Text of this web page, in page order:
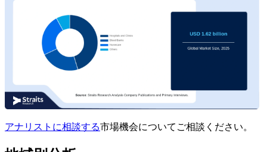
アナリストに相談する市場機会についてご相談ください。